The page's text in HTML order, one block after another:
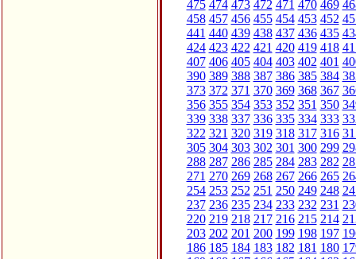
475 474 473 472 471 470 469
458 457 456 455 454 453 452
441 440 439 438 437 436 435
424 423 422 421 420 419 418
407 406 405 404 403 402 401
390 389 388 387 386 385 384
373 372 371 370 369 368 367
356 355 354 353 352 351 350
339 338 337 336 335 334 333
322 321 320 319 318 317 316
305 304 303 302 301 300 299
288 287 286 285 284 283 282
271 270 269 268 267 266 265
254 253 252 251 250 249 248
237 236 235 234 233 232 231
220 219 218 217 216 215 214
203 202 201 200 199 198 197
186 185 184 183 182 181 180